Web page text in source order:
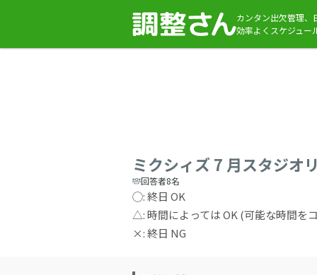
カンタン出欠管理、
効率よくスケジュー
ミクシィズ 7 月スタジオ
回答者8名
◯: 終日 OK
△: 時間によっては OK (可能な時間を
×: 終日 NG